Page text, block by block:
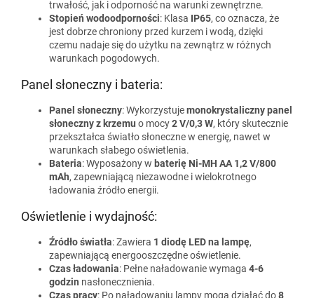
trwałość, jak i odporność na warunki zewnętrzne.
Stopień wodoodporności: Klasa IP65, co oznacza, że
jest dobrze chroniony przed kurzem i wodą, dzięki
czemu nadaje się do użytku na zewnątrz w różnych
warunkach pogodowych.
Panel słoneczny i bateria:
Panel słoneczny: Wykorzystujemonokrystaliczny panel
słoneczny z krzemu o mocy2 V/0,3 W, który skutecznie
przekształca światło słoneczne w energię, nawet w
warunkach słabego oświetlenia.
Bateria: Wyposażony w baterię Ni-MH AA 1,2 V/800
mAh, zapewniającą niezawodne i wielokrotnego
ładowania źródło energii.
Oświetlenie i wydajność:
Źródło światła: Zawiera 1 diodę LED na lampę,
zapewniającą energooszczędne oświetlenie.
Czas ładowania: Pełne naładowanie wymaga 4-6
godzin nasłonecznienia.
Czas pracy: Po naładowaniu lampy mogą działać do8